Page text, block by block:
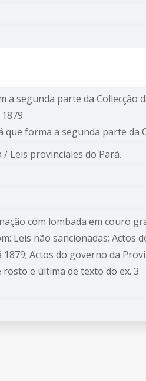
a segunda parte da Collecção
forma a segunda parte da
Leis provinciales do Pará.
com lombada em couro
Leis não sancionadas; Actos
Actos do governo da
e última de texto do ex. 3